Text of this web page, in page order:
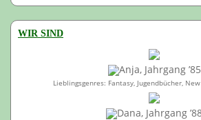
WIR SIND
Anja, Jahrgang ’85
Lieblingsgenres: Fantasy, Jugendbücher,
Dana, Jahrgang